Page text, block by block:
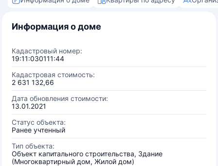
Информация о доме
Кадастровый номер:
19:11:030111:44
Кадастровая стоимость:
2 631 132,66
Дата обновления стоимости:
13.01.2021
Статус объекта:
Ранее учтенный
Тип объекта:
Объект капитального строительства, Здание
(Многоквартирный дом, Жилой дом)